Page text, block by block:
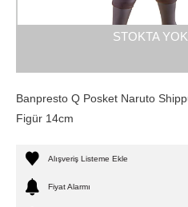
STOKTA YOK
Banpresto Q Posket Naruto
Figür 14cm
Alışveriş Listeme Ekle
Fiyat Alarmı